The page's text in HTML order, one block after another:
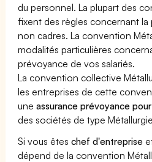
du personnel. La plupart des
fixent des règles concernant la
non cadres. La convention
modalités particulières
prévoyance de vos salariés.
La convention collective
les entreprises de cette
uneassurance prévoyance
des sociétés de type
Si vous êteschef d'entreprise
dépend de la convention